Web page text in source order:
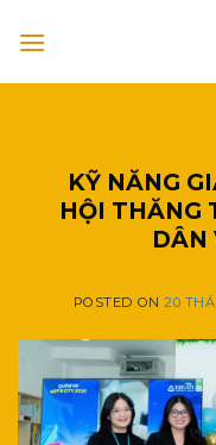
KỸ NĂNG
HỘI THĂNG
DÂN
POSTED ON20